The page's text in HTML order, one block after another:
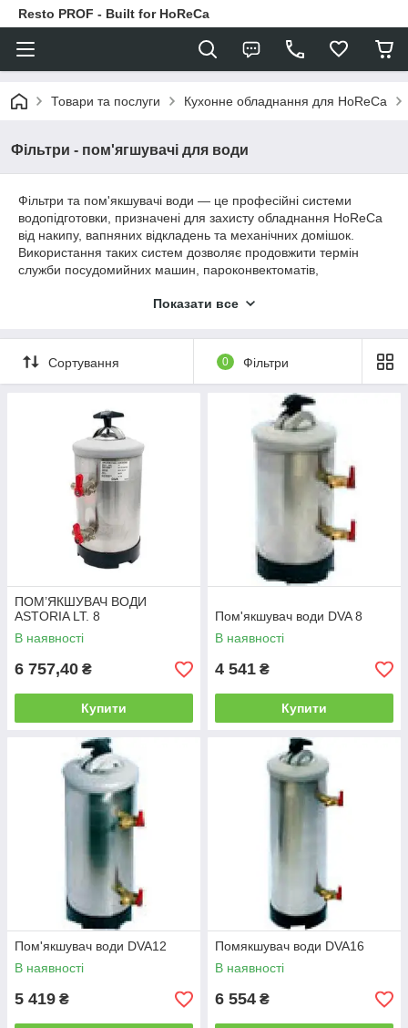
Resto PROF - Built for HoReCa
Товари та послуги Кухонне обладнання для HoReCa
Фільтри - пом'ягшувачі для води
Фільтри та пом'якшувачі води — це професійні системи
водопідготовки, призначені для захисту обладнання HoReCa
від накипу, вапняних відкладень та механічних домішок.
Використання таких систем дозволяє продовжити термін
служби посудомийних машин, пароконвектоматів,
іншого обладнання, підключеного до водопровідної мережі.
продуктивність техніки, зменшити витрати на сервісне
обслуговування та забезпечити стабільну якість роботи
обладнання.
Потрібна консультація щодо підбору обладнання?
Телефонуйте: 096 149 94 24. Допоможемо підібрати
оптимальне рішення для вашого закладу.
Показати все
Сортування 0 Фільтри
ПОМ’ЯКШУВАЧ ВОДИ
ASTORIA LT. 8
В наявності
6 757,40 ₴
Купити
Пом'якшувач води DVA 8
В наявності
4 541 ₴
Купити
Пом'якшувач води DVA12
В наявності
5 419 ₴
Помякшувач води DVA16
В наявності
6 554 ₴